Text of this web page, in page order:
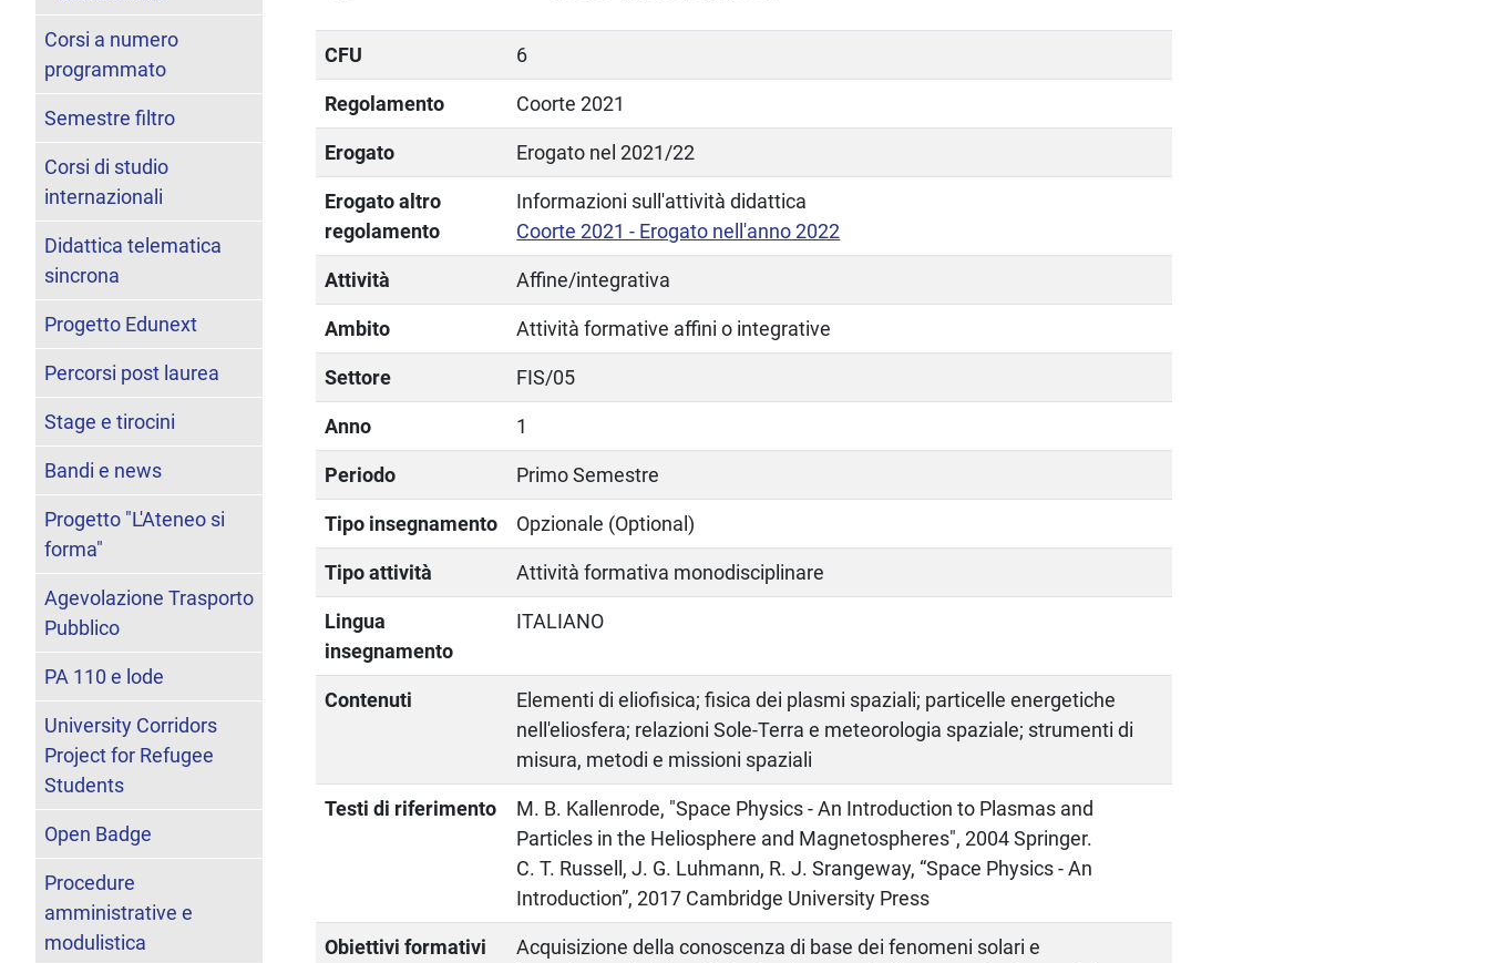
CFU 6
Regolamento Coorte 2021
Erogato Erogato nel 2021/22
Erogato altro
regolamento
Informazioni sull'attività didattica
Coorte 2021 - Erogato nell'anno 2022
Attività Affine/integrativa
Ambito Attività formative affini o integrative
Settore FIS/05
Anno 1
Periodo Primo Semestre
Tipo insegnamento Opzionale (Optional)
Tipo attività Attività formativa monodisciplinare
Lingua
insegnamento
ITALIANO
Contenuti
Elementi di eliofisica; fisica dei plasmi spaziali; particelle energetiche
nell'eliosfera; relazioni Sole-Terra e meteorologia spaziale; strumenti di
misura, metodi e missioni spaziali
Testi di riferimento
M. B. Kallenrode, "Space Physics - An Introduction to Plasmas and
Particles in the Heliosphere and Magnetospheres", 2004 Springer.
C. T. Russell, J. G. Luhmann, R. J. Srangeway, “Space Physics - An
Introduction”, 2017 Cambridge University Press
Obiettivi formativi
Acquisizione della conoscenza di base dei fenomeni solari e
Corsi a numero
programmato
Semestre filtro
Corsi di studio
internazionali
Didattica telematica
sincrona
Progetto Edunext
Percorsi post laurea
Stage e tirocini
Bandi e news
Progetto "L'Ateneo si
forma"
Agevolazione Trasporto
Pubblico
PA 110 e lode
University Corridors
Project for Refugee
Students
Open Badge
Procedure
amministrative e
modulistica